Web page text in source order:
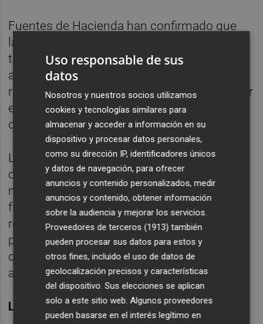
Fuentes de Hacienda han confirmado que
las negociaciones con los funcionarios en el
tema salarial comenzaron este lunes,
aunque ambas partes han mantenido
reuniones hace varias semanas para avanzar
en las mejoras de las condiciones laborales
de los empleados públicos.
Los sindicatos de los funcionarios indican
que de momento "no hay papel" sobre la
mesa y piden un compromiso firme. Otras
fuentes cercanas a las partes negociadoras
reconocen que el Ejecutivo ha abierto un
proceso de diálogo "con buena voluntad" y
que el espíritu es devolver la extra que fue
anulada a los funcionarios.
LIGERA SUBIDA SALARIAL
Uso responsable de sus
datos
Nosotros y nuestros socios utilizamos
cookies y tecnologías similares para
almacenar y acceder a información en su
dispositivo y procesar datos personales,
como su dirección IP, identificadores únicos
y datos de navegación, para ofrecer
anuncios y contenido personalizados, medir
anuncios y contenido, obtener información
sobre la audiencia y mejorar los servicios.
Proveedores de terceros (1913) también
pueden procesar sus datos para estos y
otros fines, incluido el uso de datos de
geolocalización precisos y características
del dispositivo. Sus elecciones se aplican
solo a este sitio web. Algunos proveedores
pueden basarse en el interés legítimo en